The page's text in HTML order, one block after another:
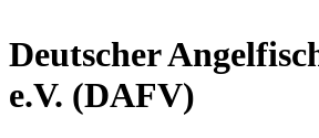
Deutscher
e.V. (DAFV)